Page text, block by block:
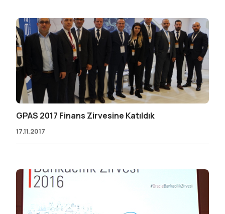
GPAS 2017 Finans Zirvesine Katıldık
17.11.2017